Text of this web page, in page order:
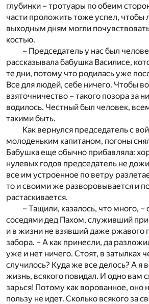
глубинки – тротуары по обеим
части проложить тоже успел, чтобы
выходным дням могли
костью.
– Председатель у нас был
рассказывала бабушка Василисе,
те дни, потому что родилась уже
Все для людей, себе ничего. Чтобы
взяточничество – такого позора за
водилось. Честный был человек,
такими быть.
Как вернулся председатель с
молоденьким капитаном, погоны
Бабушка еще обычно прибавляла:
нулевых годов председатель не
все им устроенное по ветру
то и своими же разворовывается и
растаскивается.
– Тащили, казалось, что много, –
соседями дед Пахом, служивший
и в жизни не взявший даже ржавого
забора. – А как принесли, да
уже и нет ничего. Стоят, в затылках
случилось? Куда же все делось? А я
жизнь, всякого повидал. И одно вам
зарься! Потому как ворованное, оно
пользу не идет. Сколько всякого за